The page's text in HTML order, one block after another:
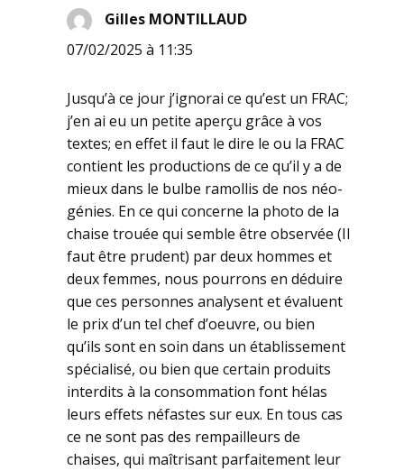
Gilles MONTILLAUD
07/02/2025 à 11:35
Jusqu’à ce jour j’ignorai ce qu’est un FRAC;
j’en ai eu un petite aperçu grâce à vos
textes; en effet il faut le dire le ou la FRAC
contient les productions de ce qu’il y a de
mieux dans le bulbe ramollis de nos néo-
génies. En ce qui concerne la photo de la
chaise trouée qui semble être observée (Il
faut être prudent) par deux hommes et
deux femmes, nous pourrons en déduire
que ces personnes analysent et évaluent
le prix d’un tel chef d’oeuvre, ou bien
qu’ils sont en soin dans un établissement
spécialisé, ou bien que certain produits
interdits à la consommation font hélas
leurs effets néfastes sur eux. En tous cas
ce ne sont pas des rempailleurs de
chaises, qui maîtrisant parfaitement leur